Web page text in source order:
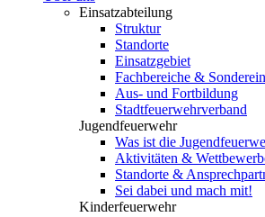
Einsatzabteilung
Struktur
Standorte
Einsatzgebiet
Fachbereiche &
Aus- und Fortbildung
Stadtfeuerwehrverband
Jugendfeuerwehr
Was ist die
Aktivitäten &
Standorte &
Sei dabei und mach mit!
Kinderfeuerwehr